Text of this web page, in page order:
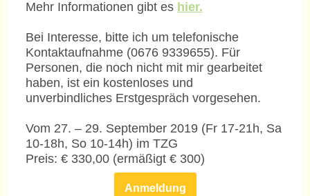
Mehr Informationen gibt es hier.
Bei Interesse, bitte ich um telefonische
Kontaktaufnahme (0676 9339655). Für
Personen, die noch nicht mit mir gearbeitet
haben, ist ein kostenloses und
unverbindliches Erstgespräch vorgesehen.
Vom 27. – 29. September 2019 (Fr 17-21h, Sa
10-18h, So 10-14h) im TZG
Preis: € 330,00 (ermäßigt € 300)
Anmeldung